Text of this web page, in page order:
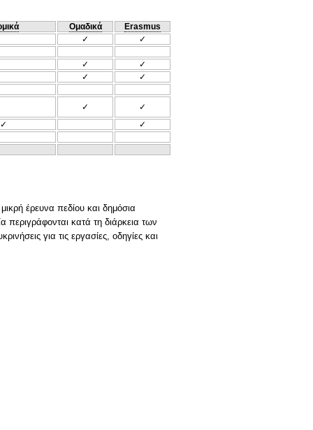
Ομαδικά
Erasmus
✓
✓
✓
✓
✓
✓
✓
✓
✓
✓
έρευνα πεδίου και δημόσια
κατά τη διάρκεια των
για τις εργασίες, οδηγίες και